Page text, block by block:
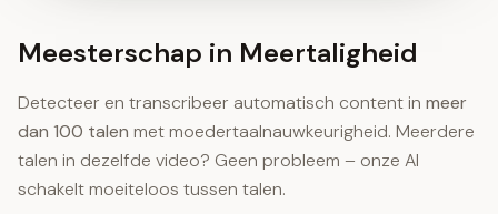
Meesterschap in Meertaligheid
Detecteer en transcribeer automatisch content in meer
dan 100 talen met moedertaalnauwkeurigheid. Meerdere
talen in dezelfde video? Geen probleem – onze AI
schakelt moeiteloos tussen talen.